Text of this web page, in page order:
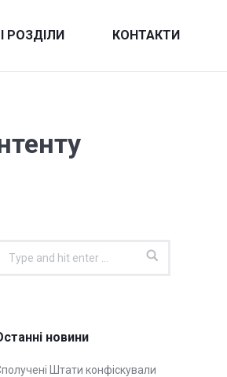
РОЗДІЛИ КОНТАКТИ
новини
Штати конфіскували